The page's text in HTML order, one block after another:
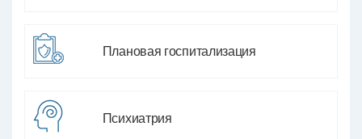
Плановая госпитализация
Психиатрия